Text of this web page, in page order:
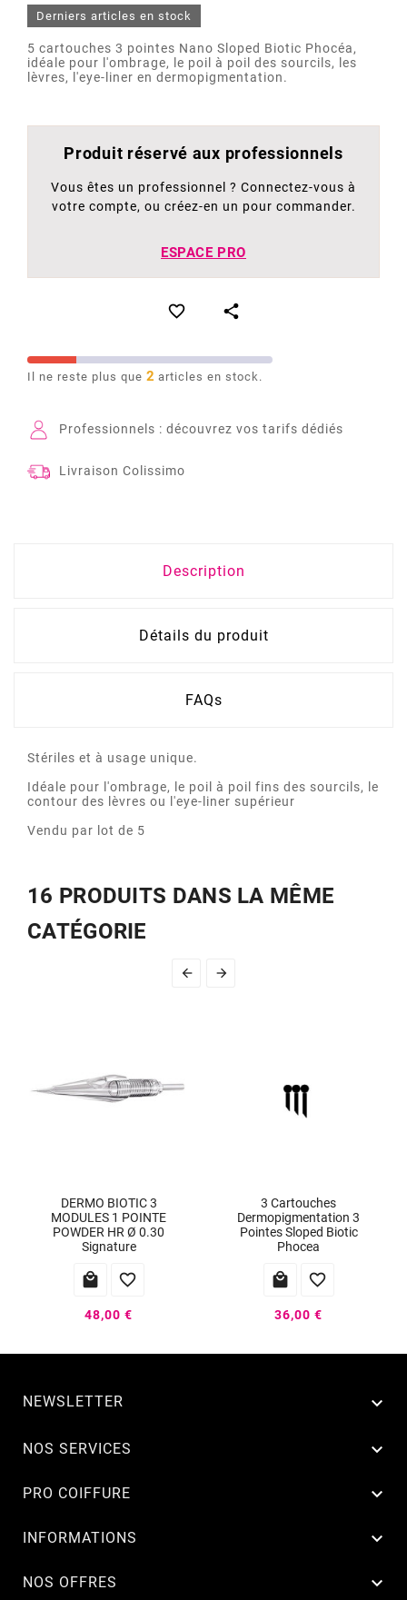
Derniers articles en stock
5 cartouches 3 pointes Nano Sloped Biotic Phocéa,
idéale pour l'ombrage, le poil à poil des sourcils, les
lèvres, l'eye-liner en dermopigmentation.
Produit réservé aux professionnels
Vous êtes un professionnel ? Connectez-vous à
votre compte, ou créez-en un pour commander.
ESPACE PRO
 
Il ne reste plus que 2 articles en stock.
Professionnels : découvrez vos tarifs dédiés
Livraison Colissimo
Description
Détails du produit
FAQs
Stériles et à usage unique.
Idéale pour l'ombrage, le poil à poil fins des sourcils, le
contour des lèvres ou l'eye-liner supérieur
Vendu par lot de 5
16 PRODUITS DANS LA MÊME
CATÉGORIE
 
DERMO BIOTIC 3
MODULES 1 POINTE
POWDER HR Ø 0.30
Signature
 
48,00 €
3 Cartouches
Dermopigmentation 3
Pointes Sloped Biotic
Phocea
 
36,00 €
NEWSLETTER 
NOS SERVICES 
PRO COIFFURE 
INFORMATIONS 
NOS OFFRES 